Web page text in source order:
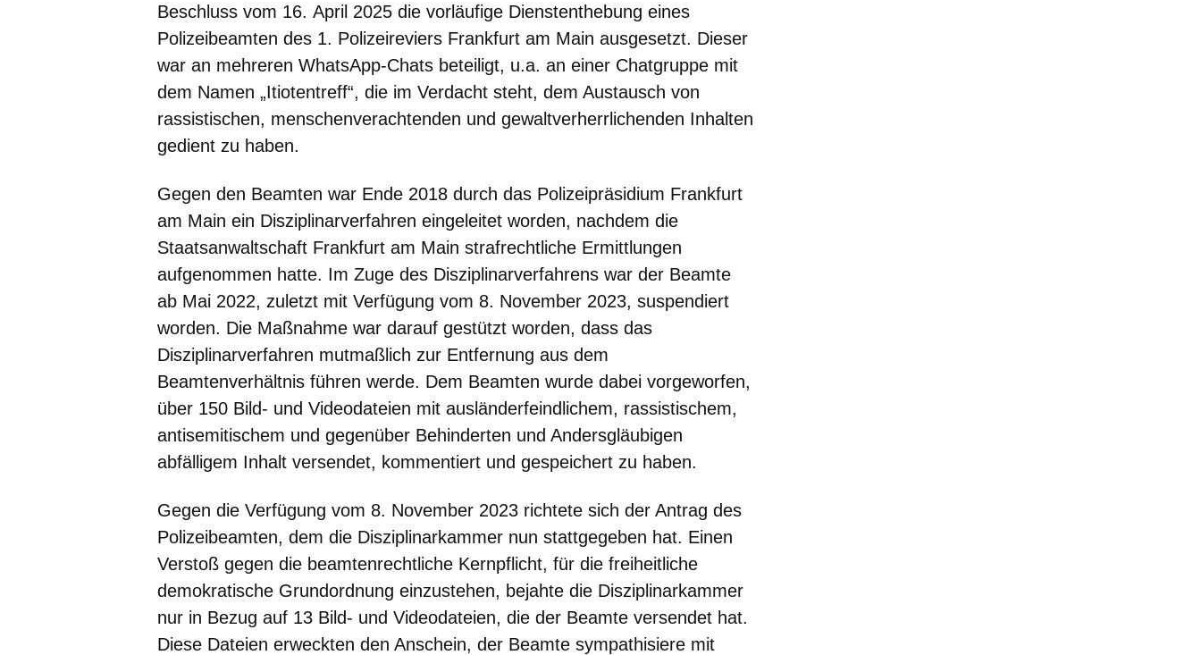
Beschluss vom 16. April 2025 die vorläufige Dienstenthebung eines
Polizeibeamten des 1. Polizeireviers Frankfurt am Main ausgesetzt. Dieser
war an mehreren WhatsApp-Chats beteiligt, u.a. an einer Chatgruppe mit
dem Namen „Itiotentreff“, die im Verdacht steht, dem Austausch von
rassistischen, menschenverachtenden und gewaltverherrlichenden Inhalten
gedient zu haben.
Gegen den Beamten war Ende 2018 durch das Polizeipräsidium Frankfurt
am Main ein Disziplinarverfahren eingeleitet worden, nachdem die
Staatsanwaltschaft Frankfurt am Main strafrechtliche Ermittlungen
aufgenommen hatte. Im Zuge des Disziplinarverfahrens war der Beamte
ab Mai 2022, zuletzt mit Verfügung vom 8. November 2023, suspendiert
worden. Die Maßnahme war darauf gestützt worden, dass das
Disziplinarverfahren mutmaßlich zur Entfernung aus dem
Beamtenverhältnis führen werde. Dem Beamten wurde dabei vorgeworfen,
über 150 Bild- und Videodateien mit ausländerfeindlichem, rassistischem,
antisemitischem und gegenüber Behinderten und Andersgläubigen
abfälligem Inhalt versendet, kommentiert und gespeichert zu haben.
Gegen die Verfügung vom 8. November 2023 richtete sich der Antrag des
Polizeibeamten, dem die Disziplinarkammer nun stattgegeben hat. Einen
Verstoß gegen die beamtenrechtliche Kernpflicht, für die freiheitliche
demokratische Grundordnung einzustehen, bejahte die Disziplinarkammer
nur in Bezug auf 13 Bild- und Videodateien, die der Beamte versendet hat.
Diese Dateien erweckten den Anschein, der Beamte sympathisiere mit